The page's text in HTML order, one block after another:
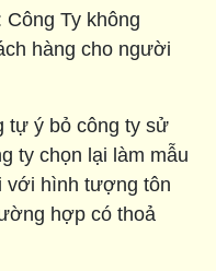
Ty không
hàng cho người
tự ý bỏ công ty sử
ty chọn lại làm mẫu
với hình tượng tôn
hợp có thoả